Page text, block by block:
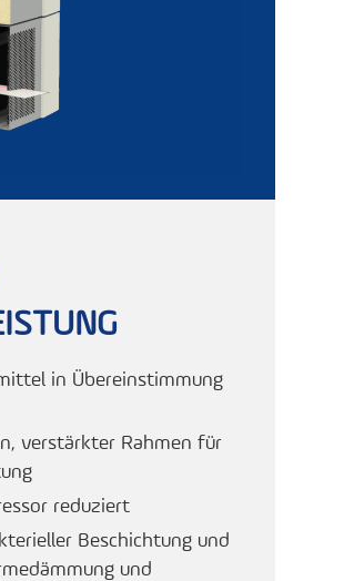
in Übereinstimmung
verstärkter Rahmen für
reduziert
Beschichtung und
und